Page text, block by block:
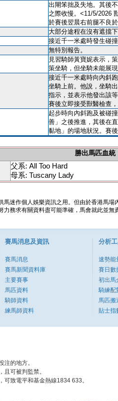
出閘笨拙及失地。其後
之際收慢。<11/5/2026
於賽後翌晨右前腿不良
大部分途程在沒有遮擋
接近千一米處時發生碰
無特別報告。
見習騎師黃寶妮表示，
策坐騎，但坐騎未能展
接近千一米處時向內斜
坐騎上前。他說，坐騎
指示，並表示他發出該
賽後立即接受獸醫檢查
起步時向內斜跑及被碰
善」之後推進，其後在
黏地」的場地狀況。賽
勝出馬匹血統
父系: All Too Hard
母系: Tuscany Lady
馬迷作個人娛樂資訊之用。但由於香港馬
力務求有關資料盡可能準確，馬會就此並
賽馬消息及資訊
賽馬消息
賽馬新聞資料庫
主要賽事
馬匹資料
騎師資料
練馬師資料
分析
速勢能
賽日數
初出馬
騎練配
馬匹搬
貼士指
注的地方。
且可被判監禁。
可致電平和基金熱線1834 633。